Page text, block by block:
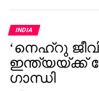
INDIA
‘നെഹ്റു
ഇന്ത്യയ്ക്ക്
ഗാന്ധി